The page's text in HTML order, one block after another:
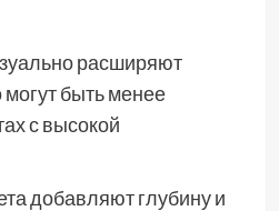
расширяют
могут быть менее
с высокой
добавляют глубину и